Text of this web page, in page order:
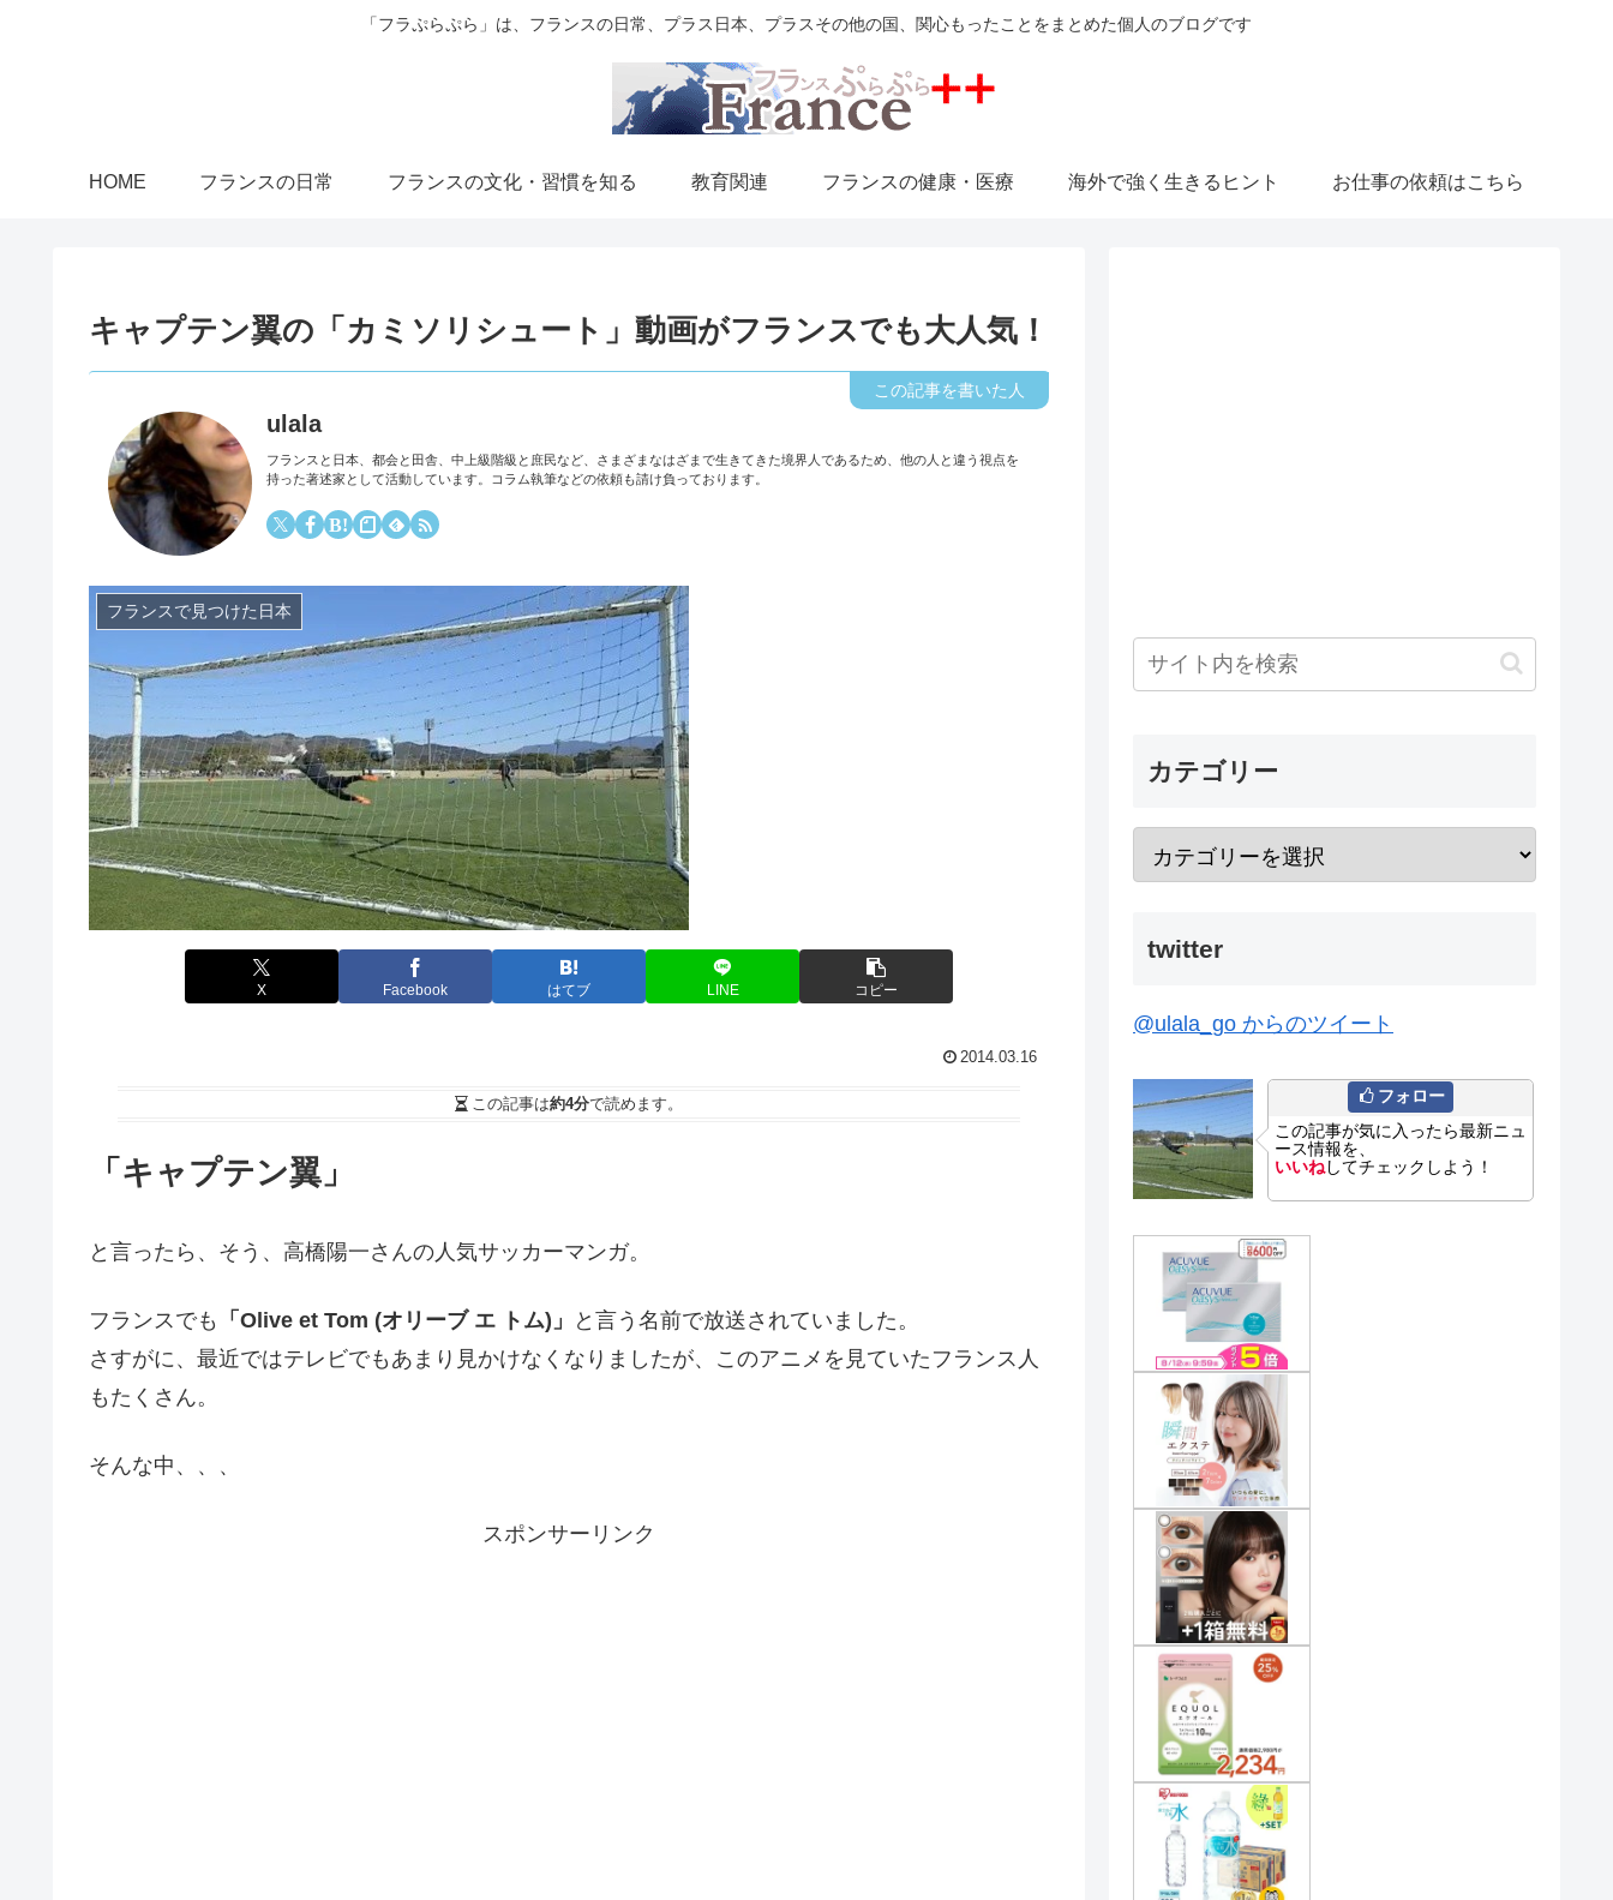
「フラぷらぷら」は、フランスの日常、プラス日本、プラスその他の国、関心もったことをまとめた個人のブログです
HOME フランスの日常 フランスの文化・習慣を知る 教育関連 フランスの健康・医療 海外で強く生きるヒント お仕事の依頼はこちら
キャプテン翼の「カミソリシュート」動画がフランスでも大人気！
ulala
フランスと日本、都会と田舎、中上級階級と庶民など、さまざまなはざまで生きてきた境界人であるため、他の人と違う視点を
持った著述家として活動しています。コラム執筆などの依頼も請け負っております。
フランスで見つけた日本
X Facebook はてブ LINE コピー
2014.03.16
この記事は約4分で読めます。
「キャプテン翼」
と言ったら、そう、高橋陽一さんの人気サッカーマンガ。
フランスでも 「Olive et Tom (オリーブ エ トム)」
と言う名前で放送されていました。
さすがに、最近ではテレビでもあまり見かけなくなりましたが、このアニメを見ていたフランス人
もたくさん。
そんな中、、、
スポンサーリンク
カテゴリー
twitter
@ulala_go からのツイート
フォロー
この記事が気に入ったら最新ニュ
ース情報を、
いいねしてチェックしよう！